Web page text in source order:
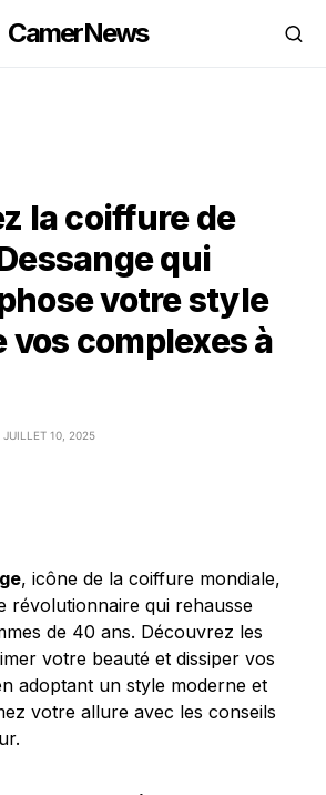
CamerNews
la coiffure de
qui
votre style
vos complexes à
JUILLET 10, 2025
, icône de la coiffure mondiale,
révolutionnaire qui rehausse
de 40 ans. Découvrez les
votre beauté et dissiper vos
adoptant un style moderne et
votre allure avec les conseils